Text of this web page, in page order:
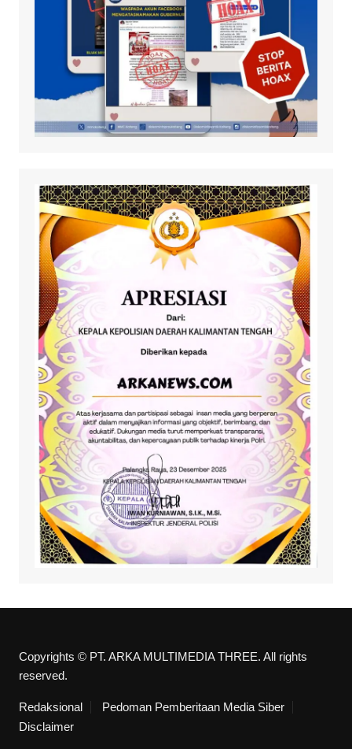
Copyrights © PT. ARKA MULTIMEDIA THREE. All rights
reserved.
Redaksional
Pedoman Pemberitaan Media Siber
Disclaimer